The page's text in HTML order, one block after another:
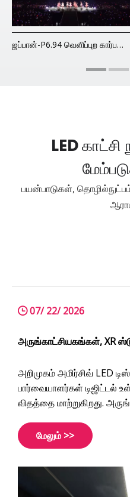
ஜப்பான்-P6.94 வெளிப்புற கார்பன் ஃபைபர் வாடகை LED காட்சி
LED
பயன்பாடுகள்,
07/ 22/ 2026
அருங்காட்சியகங்கள், XR
காட்சி தீர்வுகள்
அறிமுகம் அமிர்சிவ் LED
பார்வையாளர்கள் டிஜிட்டல்
விதத்தை மாற்றுகிறது.
ஸ்டுடியோக்கள் மற்றும்
ஆழ்ந்த LED தீர்வுகள்
மேலும் >>